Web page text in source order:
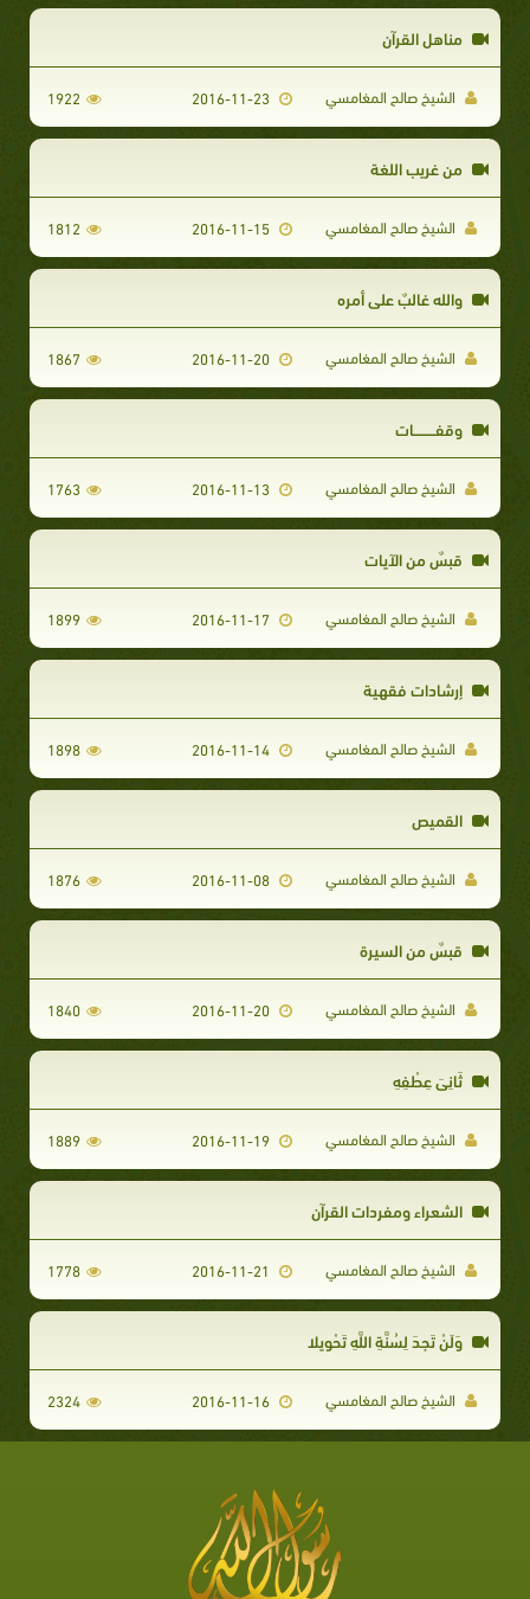
مناهل القرآن
الشيخ صالح المغامسي 2016-11-23
1922
من غريب اللغة
الشيخ صالح المغامسي 2016-11-15
1812
والله غالبٌ على أمره
الشيخ صالح المغامسي 2016-11-20
1867
وقفـــــــــات
الشيخ صالح المغامسي 2016-11-13
1763
قبسٌ من الآيات
الشيخ صالح المغامسي 1899
إرشادات فقهية
الشيخ صالح المغامسي 2016-11-14
1898
القميص
الشيخ صالح المغامسي 2016-11-08
1876
قبسٌ من السيرة
الشيخ صالح المغامسي 2016-11-20
1840
ثَانِيَ عِطْفِهِ
الشيخ صالح المغامسي 2016-11-19
1889
الشعراء ومفردات القرآن
الشيخ صالح المغامسي 1778
وَلَنْ تَجِدَ لِسُنَّةِ اللَّهِ تَحْوِيلا
الشيخ صالح المغامسي 2016-11-16
2324